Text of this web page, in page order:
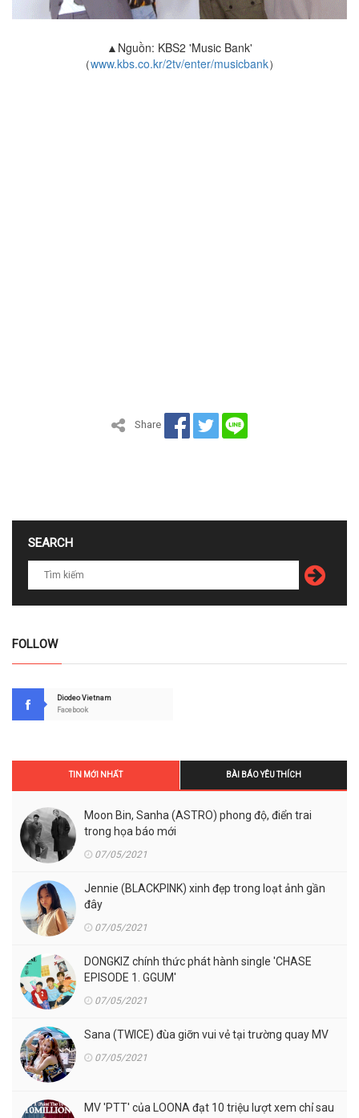
▲Nguồn: KBS2 'Music Bank'
（www.kbs.co.kr/2tv/enter/musicbank）
Share
SEARCH
FOLLOW
Diodeo Vietnam
Facebook
TIN MỚI NHẤT BÀI BÁO YÊU THÍCH
Moon Bin, Sanha (ASTRO) phong độ, điển trai
trong họa báo mới
07/05/2021
Jennie (BLACKPINK) xinh đẹp trong loạt ảnh gần
đây
07/05/2021
DONGKIZ chính thức phát hành single 'CHASE
EPISODE 1. GGUM'
07/05/2021
Sana (TWICE) đùa giỡn vui vẻ tại trường quay MV
07/05/2021
MV 'PTT' của LOONA đạt 10 triệu lượt xem chỉ sau